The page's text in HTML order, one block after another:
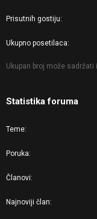
Prisutnih gostiju
Ukupno posetilaca
Ukupan broj može
Statistika foruma
Teme
Poruka
Članovi
Najnoviji član